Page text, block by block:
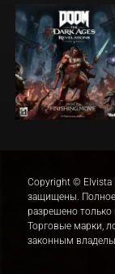
Copyright © Elvista
защищены. Полное
разрешено только
Торговые марки,
законным